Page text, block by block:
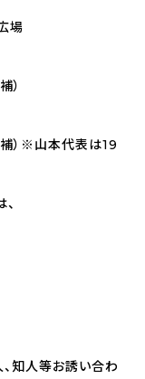
場
）
）※山本代表は19
、知人等お誘い合わ